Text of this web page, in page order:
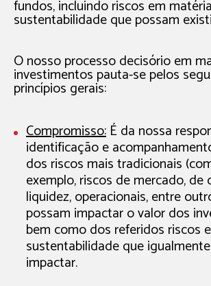
fundos, incluindo riscos em
sustentabilidade que possam
O nosso processo decisório em
investimentos pauta-se pelos
princípios gerais:
Compromisso: É da nossa
identificação e
dos riscos mais tradicionais
exemplo, riscos de mercado, de
liquidez, operacionais, entre
possam impactar o valor dos
bem como dos referidos riscos
sustentabilidade que
impactar.